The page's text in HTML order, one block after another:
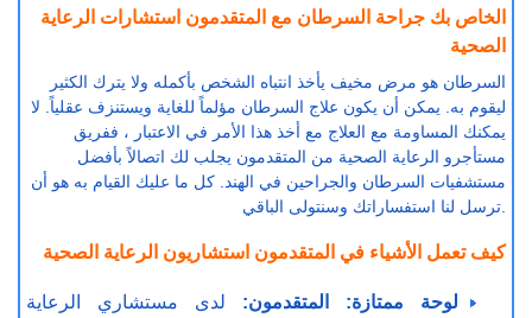
الخاص بك جراحة السرطان مع المتقدمون استشارات الرعاية
الصحية
السرطان هو مرض مخيف يأخذ انتباه الشخص بأكمله ولا يترك الكثير
ليقوم به. يمكن أن يكون علاج السرطان مؤلماً للغاية ويستنزف عقلياً. لا
يمكنك المساومة مع العلاج مع أخذ هذا الأمر في الاعتبار ، ففريق
مستأجرو الرعاية الصحية من المتقدمون يجلب لك اتصالاً بأفضل
مستشفيات السرطان والجراحين في الهند. كل ما عليك القيام به هو أن
كيف تعمل الأشياء في المتقدمون استشاريون الرعاية الصحية
لوحة ممتازة: المتقدمون: لدى مستشاري الرعاية